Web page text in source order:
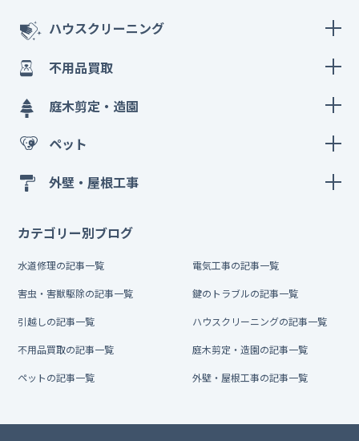
ハウスクリーニング
不用品買取
庭木剪定・造園
ペット
外壁・屋根工事
カテゴリー別ブログ
水道修理の記事一覧 電気工事の記事一覧
害虫・害獣駆除の記事一覧 鍵のトラブルの記事一覧
引越しの記事一覧 ハウスクリーニングの記事一覧
不用品買取の記事一覧 庭木剪定・造園の記事一覧
ペットの記事一覧 外壁・屋根工事の記事一覧